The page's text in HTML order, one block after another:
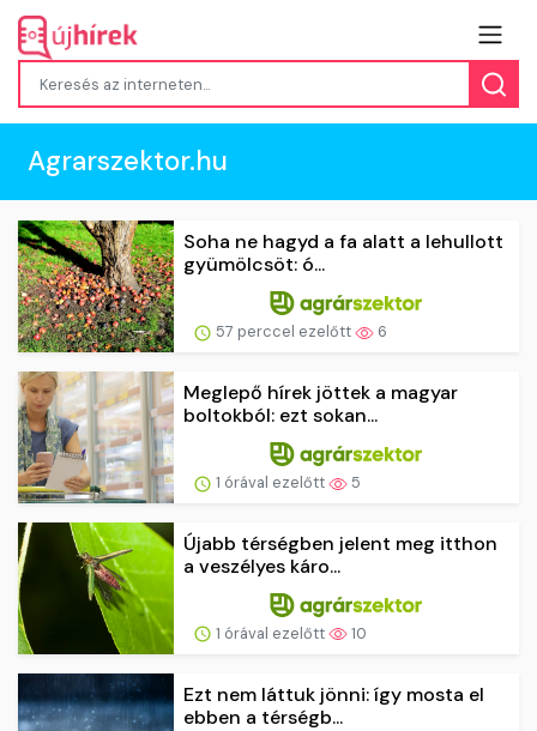
Agrarszektor.hu
Soha ne hagyd a fa alatt a lehullott
gyümölcsöt: ó...
57 perccel ezelőtt 6
Meglepő hírek jöttek a magyar
boltokból: ezt sokan...
1 órával ezelőtt 5
Újabb térségben jelent meg itthon
a veszélyes káro...
1 órával ezelőtt 10
Ezt nem láttuk jönni: így mosta el
ebben a térségb...